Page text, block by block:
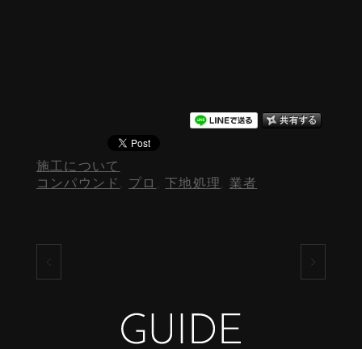
施工について
コンパウンド
プロ ,下地処理 業者